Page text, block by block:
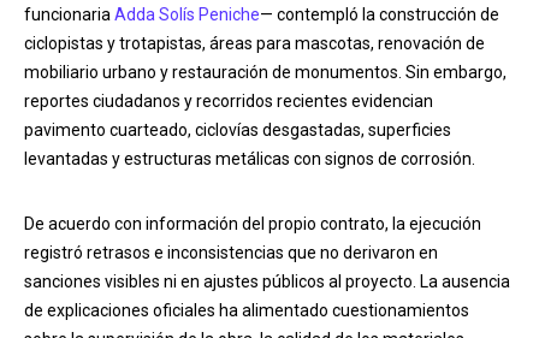
funcionariaAdda Solís Peniche— contempló la construcción de
ciclopistas y trotapistas, áreas para mascotas, renovación de
mobiliario urbano y restauración de monumentos. Sin embargo,
reportes ciudadanos y recorridos recientes evidencian
pavimento cuarteado, ciclovías desgastadas, superficies
levantadas y estructuras metálicas con signos de corrosión.
De acuerdo con información del propio contrato, la ejecución
registró retrasos e inconsistencias que no derivaron en
sanciones visibles ni en ajustes públicos al proyecto. La ausencia
de explicaciones oficiales ha alimentado cuestionamientos